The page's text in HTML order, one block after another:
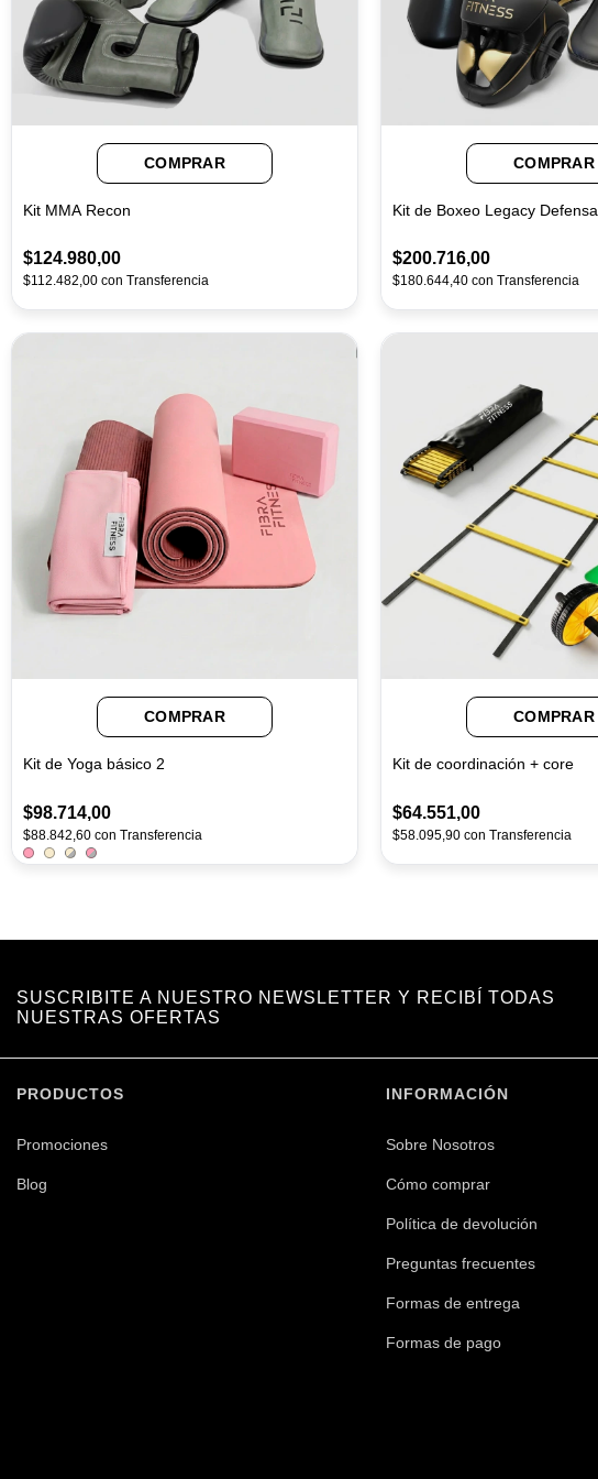
COMPRAR
Kit MMA Recon
$124.980,00
$112.482,00 con Transferencia
COMPRAR
Kit de Boxeo Legacy Defensa
$200.716,00
$180.644,40 con Transferencia
COMPRAR
Kit de Yoga básico 2
$98.714,00
$88.842,60 con Transferencia
COMPRAR
Kit de coordinación + core
$64.551,00
$58.095,90 con Transferencia
SUSCRIBITE A NUESTRO NEWSLETTER Y RECIBÍ TODAS
NUESTRAS OFERTAS
PRODUCTOS
Promociones
Blog
INFORMACIÓN
Sobre Nosotros
Cómo comprar
Política de devolución
Preguntas frecuentes
Formas de entrega
Formas de pago